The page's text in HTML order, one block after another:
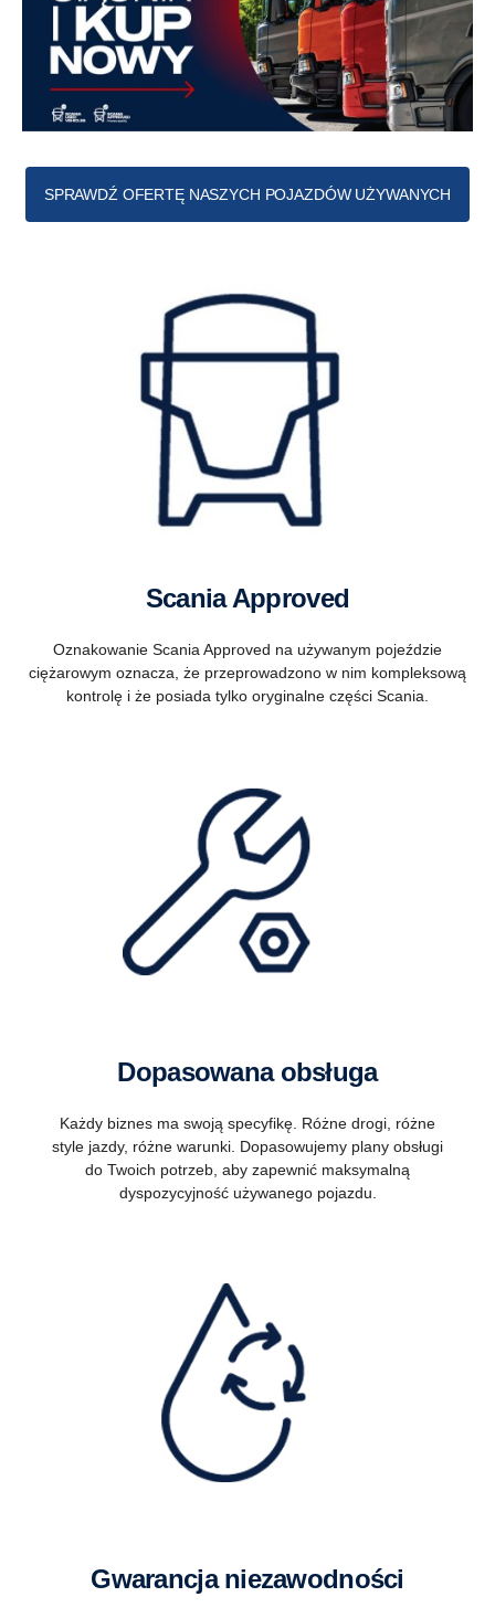
SPRAWDŹ OFERTĘ NASZYCH POJAZDÓW UŻYWANYCH
Scania Approved
Oznakowanie Scania Approved na używanym pojeździe
ciężarowym oznacza, że przeprowadzono w nim kompleksową
kontrolę i że posiada tylko oryginalne części Scania.
Dopasowana obsługa
Każdy biznes ma swoją specyfikę. Różne drogi, różne
style jazdy, różne warunki. Dopasowujemy plany obsługi
do Twoich potrzeb, aby zapewnić maksymalną
dyspozycyjność używanego pojazdu.
Gwarancja niezawodności